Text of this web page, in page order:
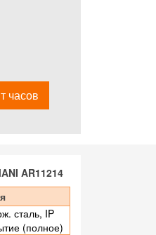
часов
AR11214
сталь, IP
(полное)